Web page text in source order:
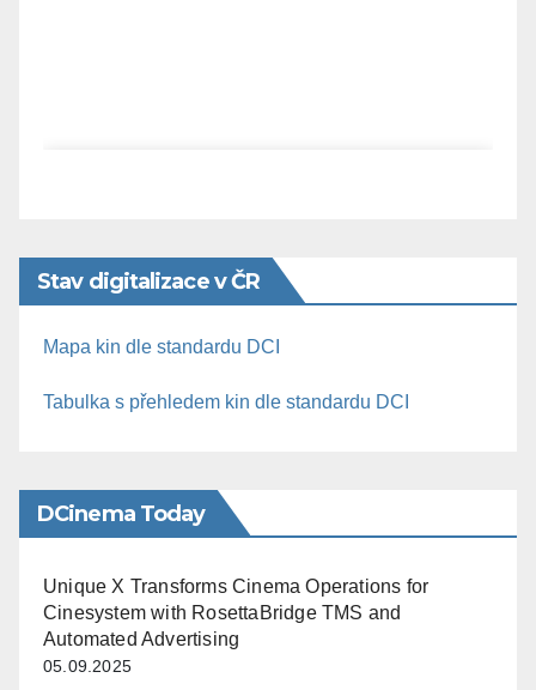
Stav digitalizace v ČR
Mapa kin dle standardu DCI
Tabulka s přehledem kin dle standardu DCI
DCinema Today
Unique X Transforms Cinema Operations for
Cinesystem with RosettaBridge TMS and
Automated Advertising
05.09.2025